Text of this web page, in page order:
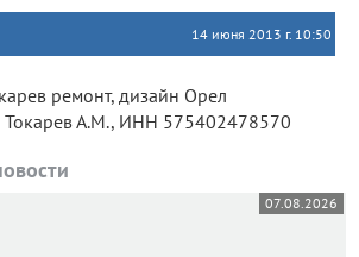
14 июня 2013 г. 10:50
Токарев А.М., ИНН 575402478570
07.08.2026